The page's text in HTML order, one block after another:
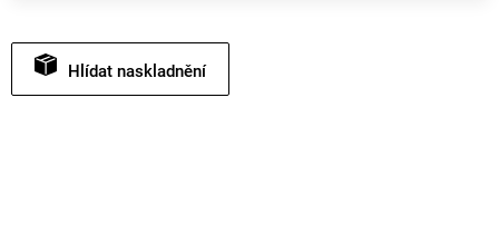
Hlídat